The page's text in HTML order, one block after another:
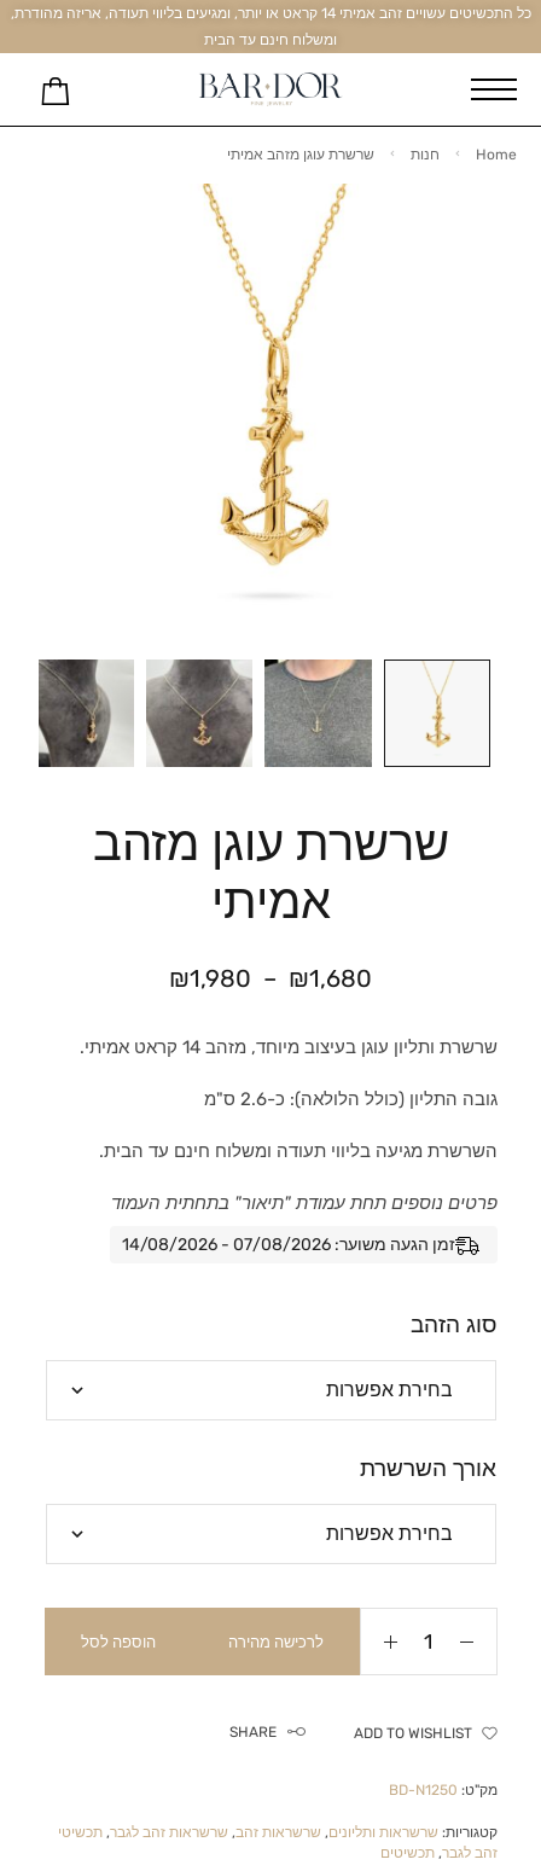
כל התכשיטים עשויים זהב אמיתי 14 קראט או יותר, ומגיעים בליווי תעודה, אריזה מהודרת,
ומשלוח חינם עד הבית
Home חנות שרשרת עוגן מזהב אמיתי
שרשרת עוגן מזהב
אמיתי
₪1,680
–
₪1,980
שרשרת ותליון עוגן בעיצוב מיוחד, מזהב 14 קראט אמיתי.
גובה התליון (כולל הלולאה): כ-2.6 ס"מ
השרשרת מגיעה בליווי תעודה ומשלוח חינם עד הבית.
פרטים נוספים תחת עמודת "תיאור" בתחתית העמוד
זמן הגעה משוער: 07/08/2026 - 14/08/2026
סוג הזהב
אורך השרשרת
לרכישה מהירה הוספה לסל
ADD TO WISHLIST
SHARE
מק"ט: BD-N1250
קטגוריות: שרשראות ותליונים, שרשראות זהב, שרשראות זהב לגבר,תכשיטי
זהב לגבר,תכשיטים